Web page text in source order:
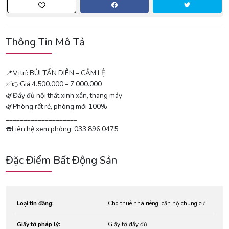
Thông Tin Mô Tả
📍Vị trí: BÙI TẤN DIÊN – CẨM LỆ
✅👉Giá 4.500.000 – 7.000.000
🌿Đầy đủ nội thất xinh xắn, thang máy
🌿Phòng rất rẻ, phòng mới 100%
____________________
☎️Liên hệ xem phòng: 033 896 0475
Đặc Điểm Bất Động Sản
Loại tin đăng: Cho thuê nhà riêng, căn hộ chung cư
Giấy tờ pháp lý: Giấy tờ đầy đủ